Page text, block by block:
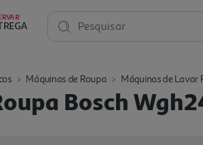
Pesquisar
Máquinas de Roupa Máquinas de Lavar
Bosch